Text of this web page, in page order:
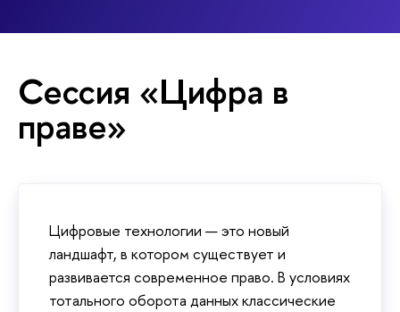
Сессия «Цифра в
праве»
Цифровые технологии — это новый
ландшафт, в котором существует и
развивается современное право. В условиях
тотального оборота данных классические